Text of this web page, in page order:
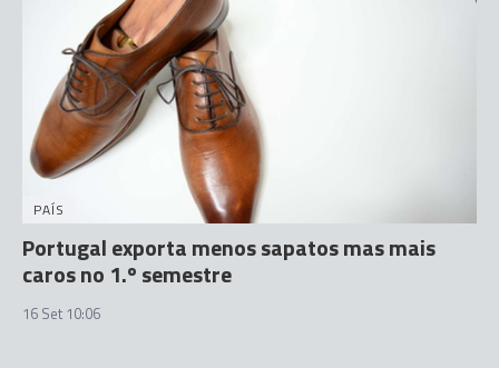
PAÍS
Portugal exporta menos sapatos mas mais
caros no 1.º semestre
16 Set 10:06